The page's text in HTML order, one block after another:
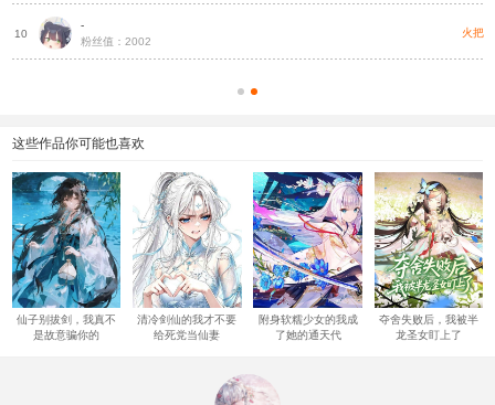
10
-
粉丝值：2002
火把
这些作品你可能也喜欢
仙子别拔剑，我真不
是故意骗你的
清冷剑仙的我才不要
给死党当仙妻
附身软糯少女的我成
了她的通天代
夺舍失败后，我被半
龙圣女盯上了